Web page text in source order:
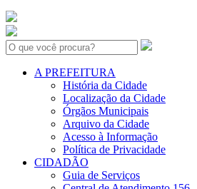
Search:
A PREFEITURA
História da Cidade
Localização da Cidade
Órgãos Municipais
Arquivo da Cidade
Acesso à Informação
Política de Privacidade
CIDADÃO
Guia de Serviços